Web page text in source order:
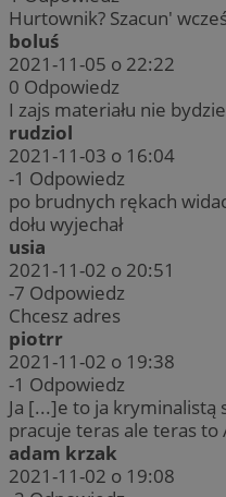
Hurtownik? Szacun'
boluś
2021-11-05 o 22:22
0 Odpowiedz
I zajs materiału nie bydzie
rudziol
2021-11-03 o 16:04
-1 Odpowiedz
po brudnych rękach
dołu wyjechał
usia
2021-11-02 o 20:51
-7 Odpowiedz
Chcesz adres
piotrr
2021-11-02 o 19:38
-1 Odpowiedz
Ja [...]e to ja kryminalistą
pracuje teras ale teras to
adam krzak
2021-11-02 o 19:08